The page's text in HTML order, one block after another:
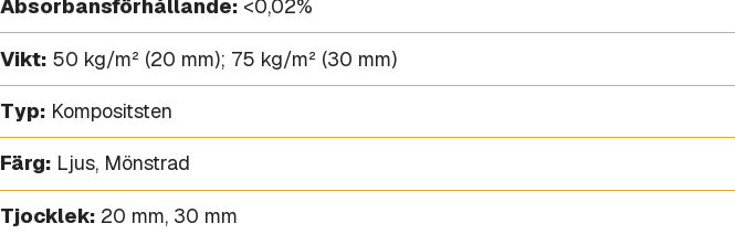
Absorbansförhållande: <0,02%
Vikt: 50 kg/m² (20 mm); 75 kg/m² (30 mm)
Typ: Kompositsten
Färg: Ljus, Mönstrad
Tjocklek: 20 mm, 30 mm